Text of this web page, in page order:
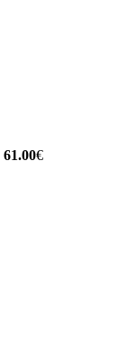
61.00€